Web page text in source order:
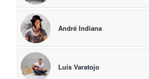
André Indiana
Luís Varatojo